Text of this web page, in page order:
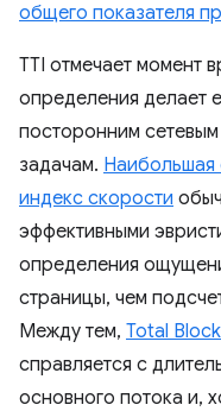
общего показателя
TTI отмечает момент
определения делает
посторонним
задачам. Наибольшая
индекс скорости
эффективными
определения
страницы, чем
Между тем, Total
справляется с
основного потока и,